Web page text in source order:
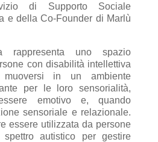
di Supporto Sociale
e della Co-Founder di Marlù
rappresenta uno spazio
con disabilità intellettiva
muoversi in un ambiente
per le loro sensorialità,
emotivo e, quando
sensoriale e relazionale.
essere utilizzata da persone
autistico per gestire